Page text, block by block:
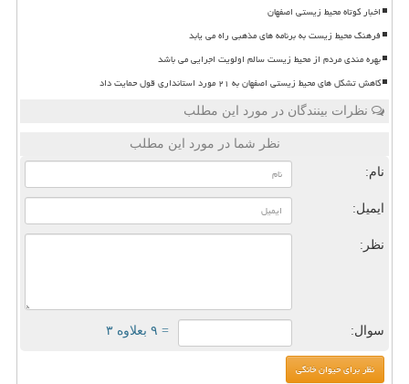
اخبار کوتاه محیط زیستی اصفهان
فرهنگ محیط زیست به برنامه های مذهبی راه می یابد
بهره مندی مردم از محیط زیست سالم اولویت اجرایی می باشد
کاهش تشکل های محیط زیستی اصفهان به ۲۱ مورد استانداری قول حمایت داد
نظرات بینندگان در مورد این مطلب
نظر شما در مورد این مطلب
نام:
ایمیل:
نظر:
سوال: = ۹ بعلاوه ۳